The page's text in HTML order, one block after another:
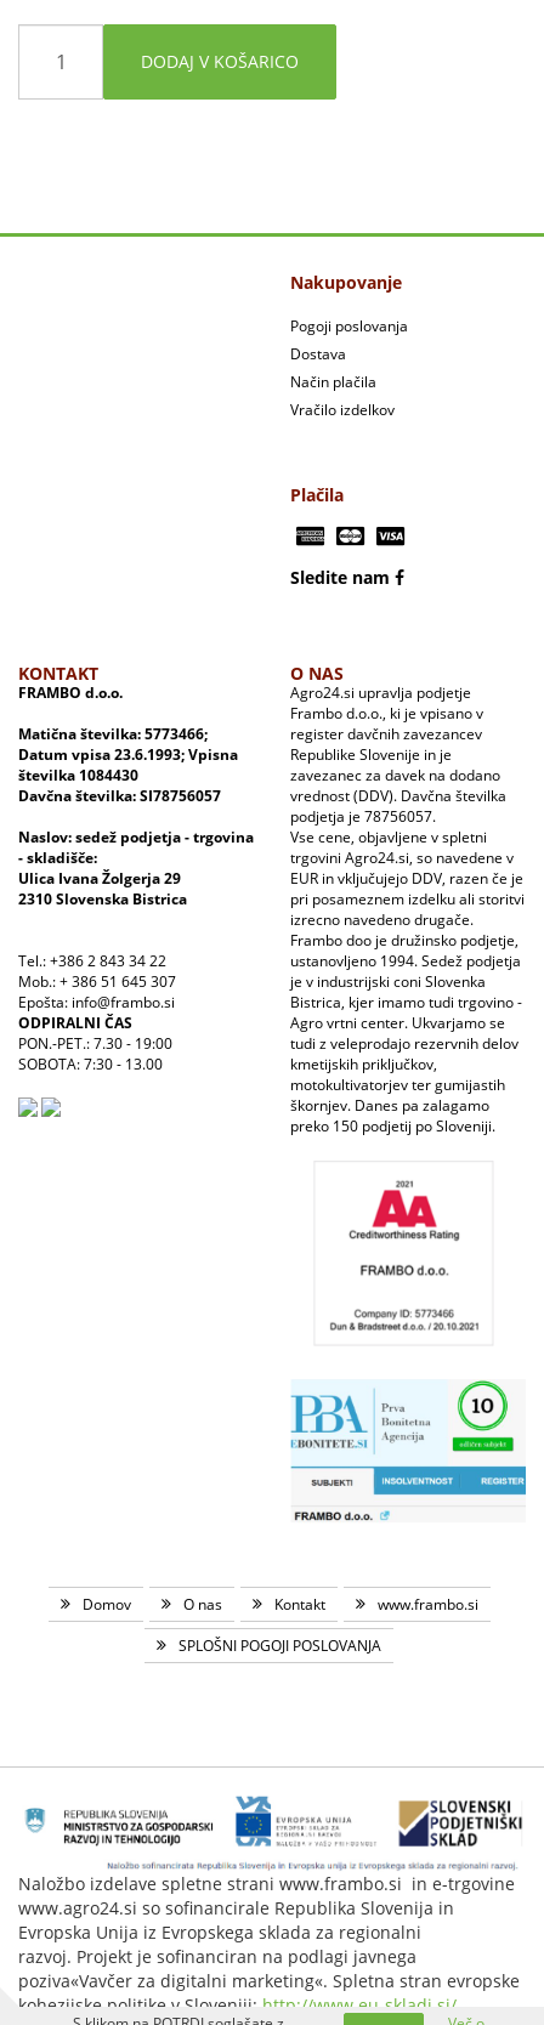
DODAJ V KOŠARICO
Nakupovanje
Pogoji poslovanja
Dostava
Način plačila
Vračilo izdelkov
Plačila
Sledite nam
KONTAKT
FRAMBO d.o.o.
Matična številka: 5773466;
Datum vpisa 23.6.1993; Vpisna
številka 1084430
Davčna številka: SI78756057
Naslov: sedež podjetja - trgovina
- skladišče:
Ulica Ivana Žolgerja 29
2310 Slovenska Bistrica
Tel.: +386 2 843 34 22
Mob.: + 386 51 645 307
Epošta: info@frambo.si
ODPIRALNI ČAS
PON.-PET.: 7.30 - 19:00
SOBOTA: 7:30 - 13.00
O NAS
Agro24.si upravlja podjetje
Frambo d.o.o., ki je vpisano v
register davčnih zavezancev
Republike Slovenije in je
zavezanec za davek na dodano
vrednost (DDV). Davčna številka
podjetja je 78756057.
Vse cene, objavljene v spletni
trgovini Agro24.si, so navedene v
EUR in vključujejo DDV, razen če je
pri posameznem izdelku ali storitvi
izrecno navedeno drugače.
Frambo doo je družinsko podjetje,
ustanovljeno 1994. Sedež podjetja
je v industrijski coni Slovenka
Bistrica, kjer imamo tudi trgovino -
Agro vrtni center. Ukvarjamo se
tudi z veleprodajo rezervnih delov
kmetijskih priključkov,
motokultivatorjev ter gumijastih
škornjev. Danes pa zalagamo
preko 150 podjetij po Sloveniji.
Domov O nas Kontakt
www.frambo.si
SPLOŠNI POGOJI POSLOVANJA
Naložbo izdelave spletne strani www.frambo.si in e-trgovine
www.agro24.si so sofinancirale Republika Slovenija in
Evropska Unija iz Evropskega sklada za regionalni
razvoj. Projekt je sofinanciran na podlagi javnega
poziva«Vavčer za digitalni marketing«. Spletna stran evropske
kohezijske politike v Sloveniji: http://www.eu-skladi.si/